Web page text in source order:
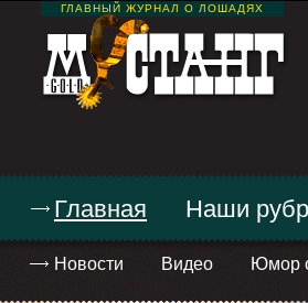
ГЛАВНЫЙ ЖУРНАЛ О ЛОШАДЯХ
Главная
Новости Видео Юмор
Наши